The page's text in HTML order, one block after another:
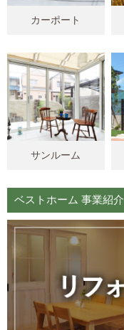
カーポート
サンルーム
ベストホーム 事業紹介